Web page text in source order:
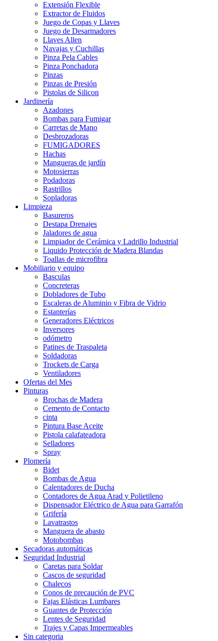
Extensión Flexible
Extractor de Fluidos
Juego de Copas y Llaves
Juego de Desarmadores
Llaves Allen
Navajas y Cuchillas
Pinza Pela Cables
Pinza Ponchadora
Pinzas
Pinzas de Presión
Pistolas de Silicon
Jardinería
Azadones
Bombas para Fumigar
Carretas de Mano
Desbrozadoras
FUMIGADORES
Hachas
Mangueras de jardín
Motosierras
Podadoras
Rastrillos
Sopladoras
Limpieza
Basureros
Destapa Drenajes
Jaladores de agua
Limpiador de Cerámica y Ladrillo Industrial
Liquido Protección de Madera Blandas
Toallas de microfibra
Mobiliario y equipo
Basculas
Concreteras
Dobladores de Tubo
Escaleras de Aluminio y Fibra de Vidrio
Estanterías
Generadores Eléctricos
Inversores
odómetro
Patines de Traspaleta
Soldadoras
Trockets de Carga
Ventiladores
Ofertas del Mes
Pinturas
Brochas de Madera
Cemento de Contacto
cinta
Pintura Base Aceite
Pistola calafateadora
Selladores
Spray
Plomería
Bidet
Bombas de Agua
Calentadores de Ducha
Contadores de Agua Arad y Polietileno
Dispensador Eléctrico de Agua para Garrafón
Grifería
Lavatrastos
Manguera de abasto
Motobombas
Secadoras automáticas
Seguridad Industrial
Caretas para Soldar
Cascos de seguridad
Chalecos
Conos de precaución de PVC
Fajas Elásticas Lumbares
Guantes de Protección
Lentes de Seguridad
Trajes y Capas Impermeables
Sin categoria